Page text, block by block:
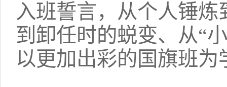
入班誓言，从个人锤
到卸任时的蜕变、从“
以更加出彩的国旗班